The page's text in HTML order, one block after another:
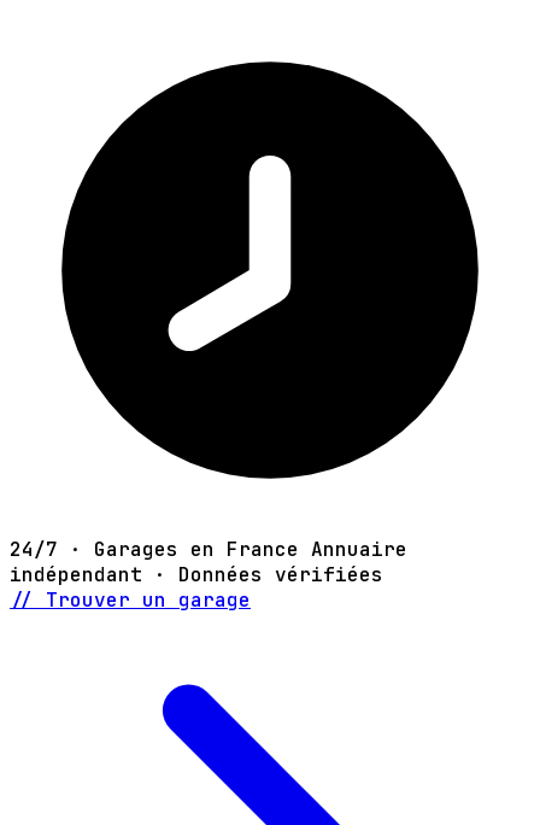
24/7 · Garages en France Annuaire
indépendant · Données vérifiées
// Trouver un garage